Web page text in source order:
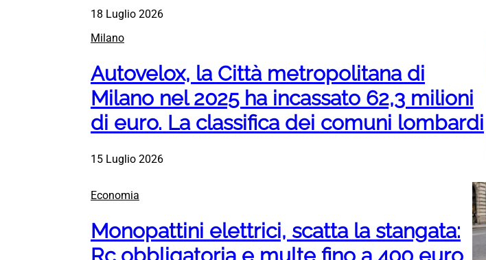
18 Luglio 2026
Milano
Autovelox, la Città metropolitana di
Milano nel 2025 ha incassato 62,3 milioni
di euro. La classifica dei comuni lombardi
15 Luglio 2026
Economia
Monopattini elettrici, scatta la stangata: